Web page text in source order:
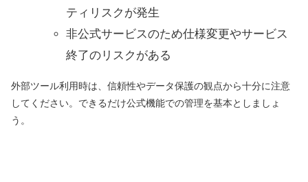
ティリスクが発生
非公式サービスのため仕様変更やサービス
終了のリスクがある
外部ツール利用時は、信頼性やデータ保護の観点から十分に注意
してください。できるだけ公式機能での管理を基本としましょ
う。